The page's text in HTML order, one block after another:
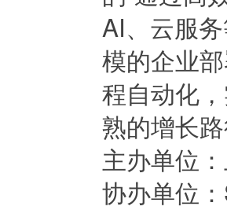
AI、云服
模的企业
程自动化
熟的增长
主办单位
协办单位